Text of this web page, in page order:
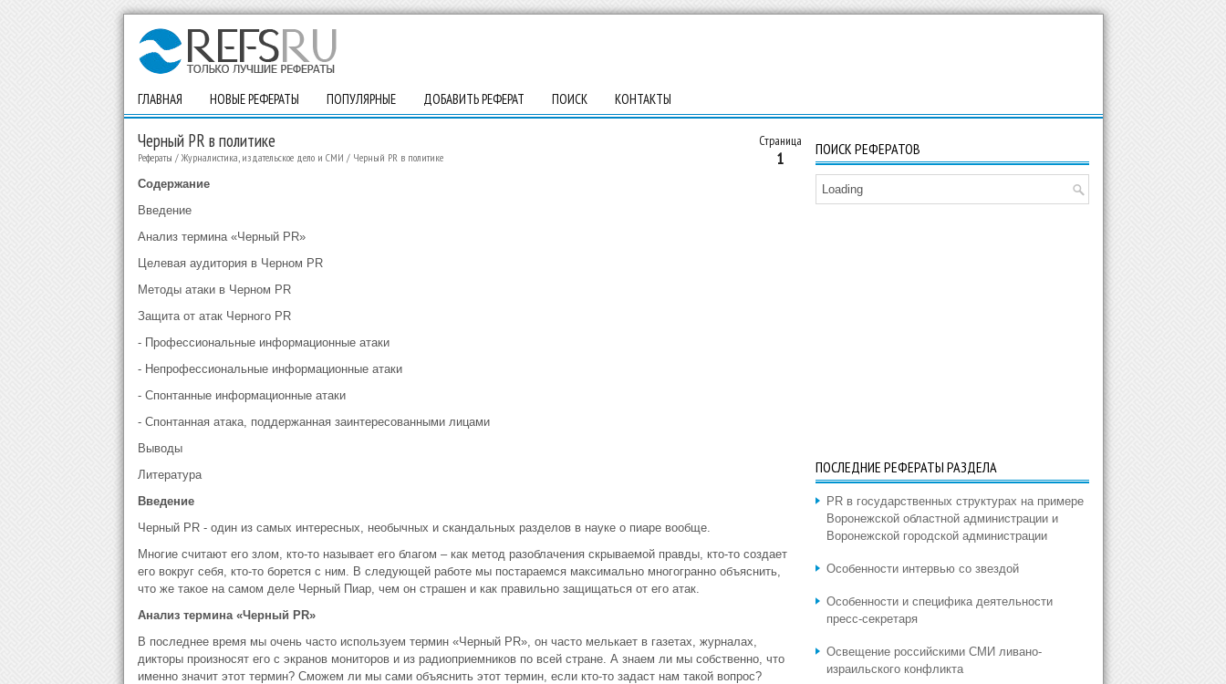
ГЛАВНАЯ НОВЫЕ РЕФЕРАТЫ ПОПУЛЯРНЫЕ ДОБАВИТЬ РЕФЕРАТ ПОИСК КОНТАКТЫ
Страница
1
Черный PR в политике
Рефераты / Журналистика, издательское дело и СМИ / Черный PR в политике
Содержание
Введение
Анализ термина «Черный PR»
Целевая аудитория в Черном PR
Методы атаки в Черном PR
Защита от атак Черного PR
- Профессиональные информационные атаки
- Непрофессиональные информационные атаки
- Спонтанные информационные атаки
- Спонтанная атака, поддержанная заинтересованными лицами
Выводы
Литература
Введение
Черный PR - один из самых интересных, необычных и скандальных разделов в науке о пиаре вообще.
Многие считают его злом, кто-то называет его благом – как метод разоблачения скрываемой правды, кто-то создает
его вокруг себя, кто-то борется с ним. В следующей работе мы постараемся максимально многогранно объяснить,
что же такое на самом деле Черный Пиар, чем он страшен и как правильно защищаться от его атак.
Анализ термина «Черный PR»
В последнее время мы очень часто используем термин «Черный PR», он часто мелькает в газетах, журналах,
дикторы произносят его с экранов мониторов и из радиоприемников по всей стране. А знаем ли мы собственно, что
именно значит этот термин? Сможем ли мы сами объяснить этот термин, если кто-то задаст нам такой вопрос?
ПОИСК РЕФЕРАТОВ
Loading
ПОСЛЕДНИЕ РЕФЕРАТЫ РАЗДЕЛА
PR в государственных структурах на примере
Воронежской областной администрации и
Воронежской городской администрации
Особенности интервью со звездой
Особенности и специфика деятельности
пресс-секретаря
Освещение российскими СМИ ливано-
израильского конфликта